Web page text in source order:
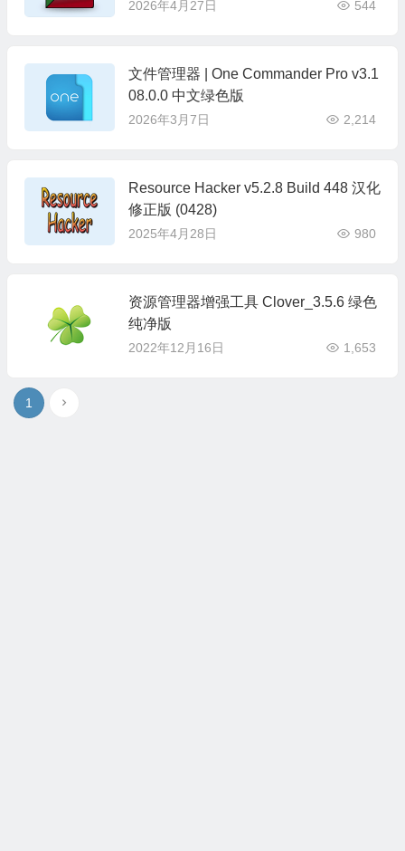
2026年4月27日 544
文件管理器 | One Commander Pro v3.1
08.0.0 中文绿色版
2026年3月7日 2,214
Resource Hacker v5.2.8 Build 448 汉化
修正版 (0428)
2025年4月28日 980
资源管理器增强工具 Clover_3.5.6 绿色
纯净版
2022年12月16日 1,653
1